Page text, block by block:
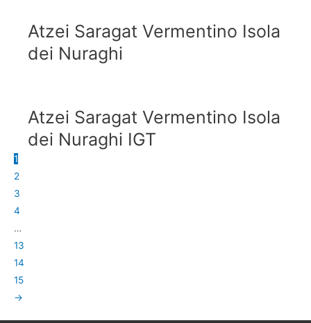
Atzei Saragat Vermentino Isola
dei Nuraghi
Atzei Saragat Vermentino Isola
dei Nuraghi IGT
1
2
3
4
…
13
14
15
→